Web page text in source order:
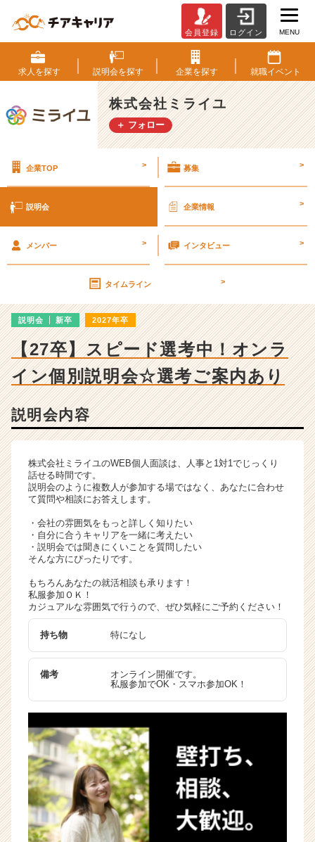
式
会
社
ミ
ラ
イ
明
細
チ
ャ
ー・
長
業
ト
が
届
就
活
サ
ト
ア
キ
リ
ア
（C
h
e
r
C
a
r
e
e
r）
会員登録 ログイン MENU
求人を探す 説明会を探す 企業を探す 就職イベント
株式会社ミライユ
＋ フォロー
企業TOP > 募集 >
説明会 企業情報 >
メンバー > インタビュー >
タイムライン >
説明会 新卒 2027年卒
【27卒】スピード選考中！オンラ
イン個別説明会☆選考ご案内あり
説明会内容
株式会社ミライユのWEB個人面談は、人事と1対1でじっくり
話せる時間です。
説明会のように複数人が参加する場ではなく、あなたに合わせ
て質問や相談にお答えします。
・会社の雰囲気をもっと詳しく知りたい
・自分に合うキャリアを一緒に考えたい
・説明会では聞きにくいことを質問したい
そんな方にぴったりです。
もちろんあなたの就活相談も承ります！
私服参加ＯＫ！
カジュアルな雰囲気で行うので、ぜひ気軽にご予約ください！
持ち物 特になし
備考
オンライン開催です。
私服参加でOK・スマホ参加OK！